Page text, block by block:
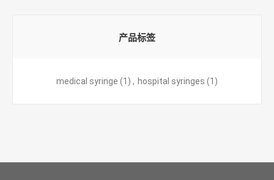
产品标签
medical syringe (1) , hospital syringes (1)